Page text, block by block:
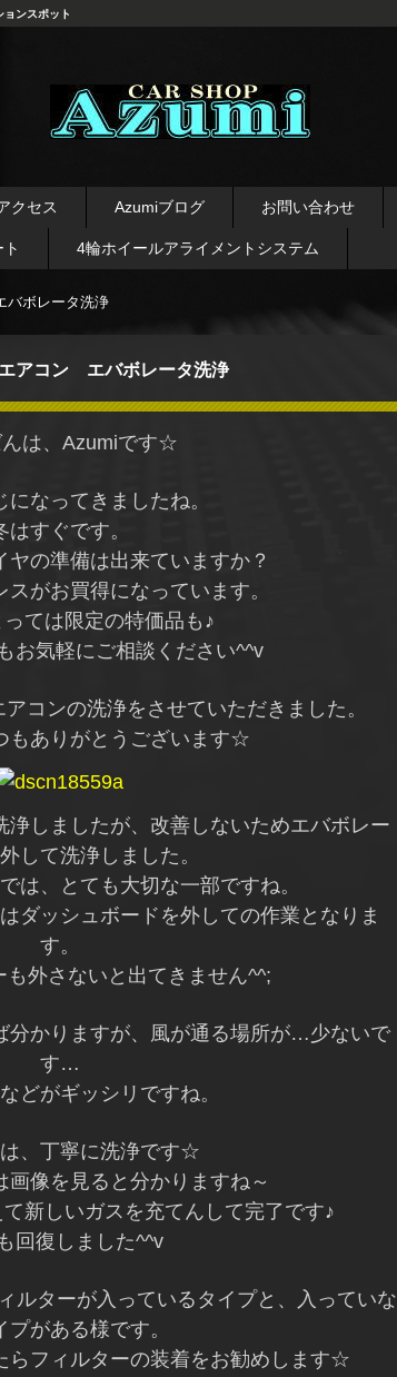
イール デッドニング カーオ
ーディオ レカロシート
ンスポット
クセス Azumiブログ お問い合わせ
4輪ホイールアライメントシステム
ボレータ洗浄
アコン エバボレータ洗浄
んは、Azumiです☆
になってきましたね。
はすぐです。
ヤの準備は出来ていますか？
がお買得になっています。
ては限定の特価品も♪
お気軽にご相談ください^^v
コンの洗浄をさせていただきました。
もありがとうございます☆
浄しましたが、改善しないためエバボレー
して洗浄しました。
は、とても大切な一部ですね。
ダッシュボードを外しての作業となりま
す。
も外さないと出てきません^^;
分かりますが、風が通る場所が…少ないで
す…
どがギッシリですね。
、丁寧に洗浄です☆
画像を見ると分かりますね～
新しいガスを充てんして完了です♪
回復しました^^v
ルターが入っているタイプと、入っていな
プがある様です。
らフィルターの装着をお勧めします☆